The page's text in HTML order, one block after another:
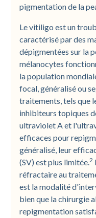
pigmentation de la
Le vitiligo est un
caractérisé par des
dépigmentées sur la
mélanocytes
la population
focal, généralisé ou
traitements, tels que
inhibiteurs topiques
ultraviolet A et
efficaces pour
généralisé, leur
(SV) est plus limitée.2
réfractaire au
est la modalité
bien que la chirurgie
repigmentation